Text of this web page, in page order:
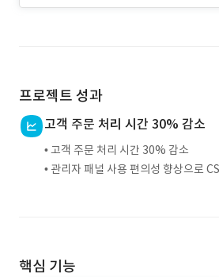
프로젝트 성과
고객 주문 처리 시간 30% 감소
• 고객 주문 처리 시간 30% 감소
• 관리자 패널 사용 편의성 향상으로
핵심 기능